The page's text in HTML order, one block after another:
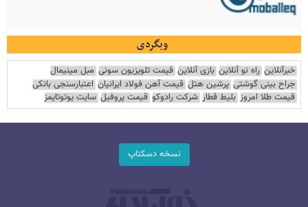
وبگردی
خبرآنلاین راه نو آنلاین بازی آنلاین قیمت تلویزیون سونی مبل مینیمال
جراح بینی گوشتی پرشین هتل قیمت آهن فولاد ایرانیان اعتبارسنجی بانکی
قیمت طلا امروز بلیط قطار شرکت رادوکو قیمت پروفیل سایت یوتوتایمز
نسخه دسکتاپ